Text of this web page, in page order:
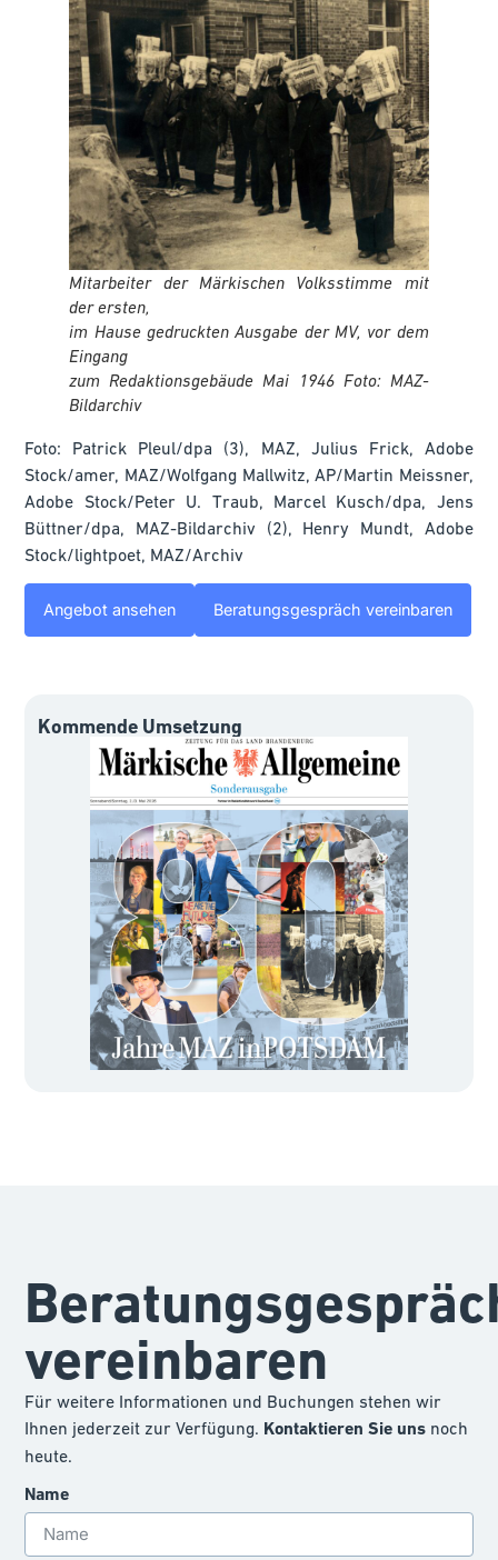
Mitarbeiter der Märkischen Volksstimme mit
der ersten,
im Hause gedruckten Ausgabe der MV, vor dem
Eingang
zum Redaktionsgebäude Mai 1946 Foto: MAZ-
Bildarchiv
Foto: Patrick Pleul/dpa (3), MAZ, Julius Frick, Adobe
Stock/amer, MAZ/Wolfgang Mallwitz, AP/Martin Meissner,
Adobe Stock/Peter U. Traub, Marcel Kusch/dpa, Jens
Büttner/dpa, MAZ-Bildarchiv (2), Henry Mundt, Adobe
Stock/lightpoet, MAZ/Archiv
Angebot ansehen Beratungsgespräch vereinbaren
Kommende Umsetzung
vereinbaren
Für weitere Informationen und Buchungen stehen wir
Ihnen jederzeit zur Verfügung. Kontaktieren Sie uns noch
heute.
Name